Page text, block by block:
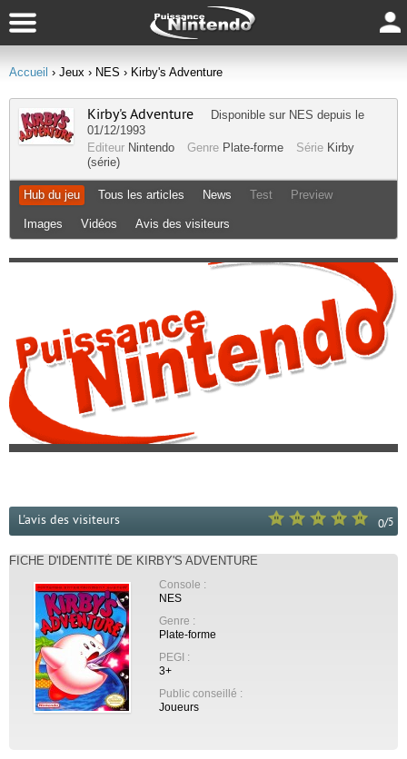
Accueil › Jeux › NES › Kirby's Adventure
Kirby's Adventure Disponible sur NES depuis le
01/12/1993
Editeur Nintendo Genre Plate-forme Série Kirby
(série)
Hub du jeu Tous les articles News Test Preview
Images Vidéos Avis des visiteurs
0/5
L'avis des visiteurs
FICHE D'IDENTITÉ DE KIRBY'S ADVENTURE
Console :
NES
Genre :
Plate-forme
PEGI :
3+
Public conseillé :
Joueurs